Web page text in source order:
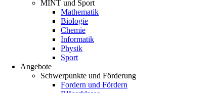
MINT und Sport
Mathematik
Biologie
Chemie
Informatik
Physik
Sport
Angebote
Schwerpunkte und Förderung
Fordern und Fördern